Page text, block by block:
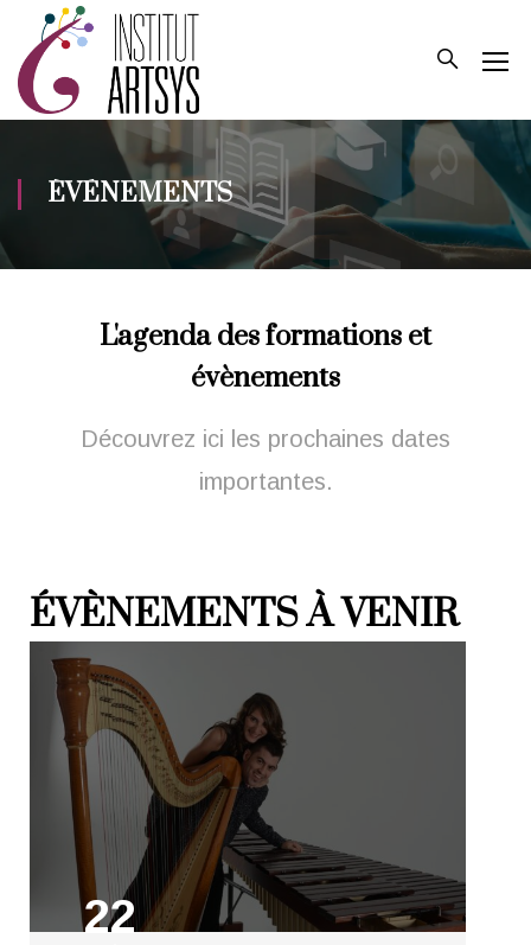
ÉVÈNEMENTS
L'agenda des formations et
évènements
Découvrez ici les prochaines dates
importantes.
ÉVÈNEMENTS À VENIR​
22